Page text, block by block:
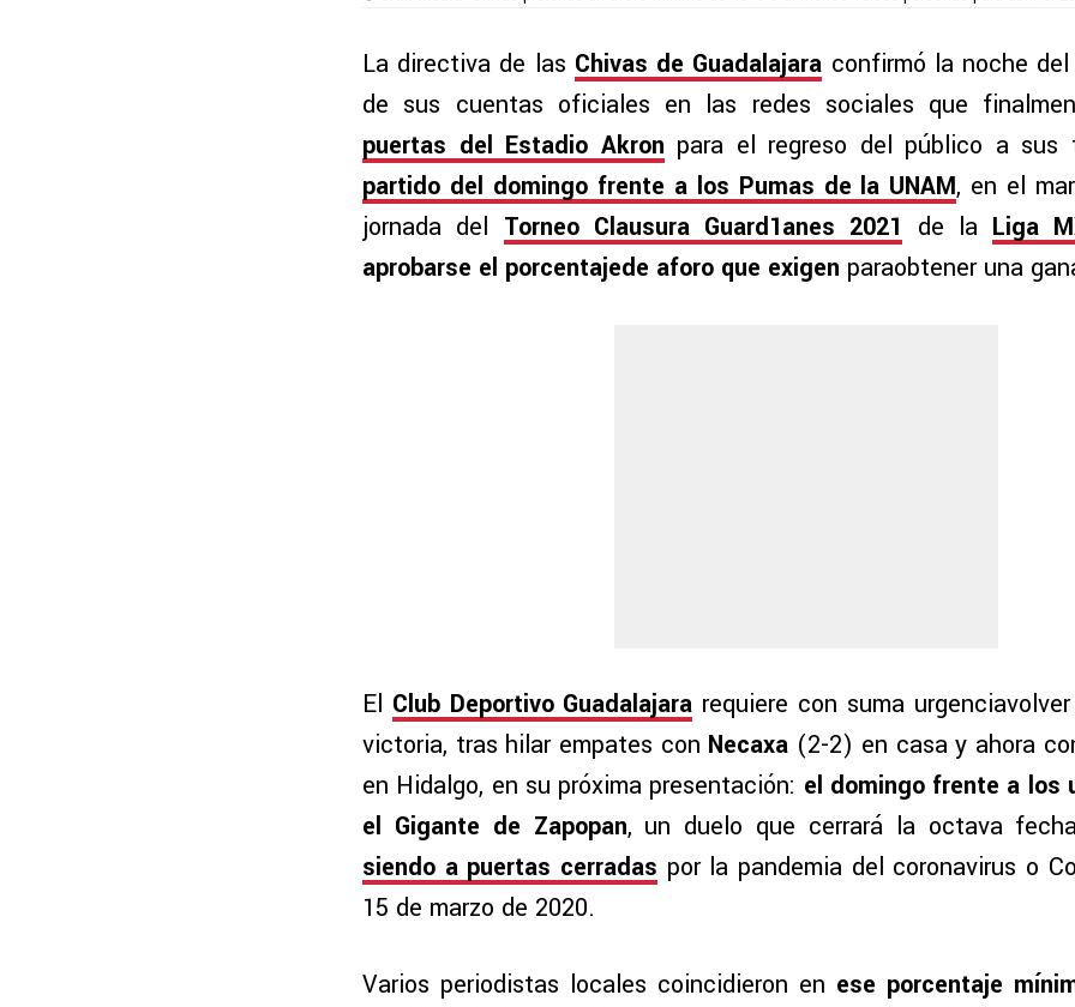
La directiva de las Chivas de Guadalajara confirmó la noche
de sus cuentas oficiales en las redes sociales que
puertas del Estadio Akron para el regreso del público a sus
partido del domingo frente a los Pumas de la UNAM, en el
jornada del Torneo Clausura Guard1anes 2021 de la Liga
aprobarse el porcentajede aforo que exigen paraobtener una
El Club Deportivo Guadalajara requiere con suma
victoria, tras hilar empates con Necaxa (2-2) en casa y ahora
en Hidalgo, en su próxima presentación: el domingo frente a los
el Gigante de Zapopan, un duelo que cerrará la octava
siendo a puertas cerradas por la pandemia del coronavirus o
15 de marzo de 2020.
Varios periodistas locales coincidieron en ese porcentaje